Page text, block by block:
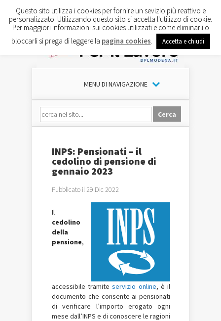
MENU DI NAVIGAZIONE
INPS: Pensionati – il
cedolino di pensione di
gennaio 2023
Pubblicato il 29 Dic 2022
Il
cedolino
della
pensione,
accessibile tramiteservizio online, è il
documento che consente ai pensionati
di verificare l’importo erogato ogni
mese dall’INPS e di conoscere le ragioni
Questo sito utilizza i cookies per fornire un sevizio più reattivo e
personalizzato. Utilizzando questo sito si accetta l'utilizzo di cookie.
Per maggiori informazioni sui cookies utilizzati e come eliminarli o
bloccarli si prega di leggere la pagina cookies Accetta e chiudi